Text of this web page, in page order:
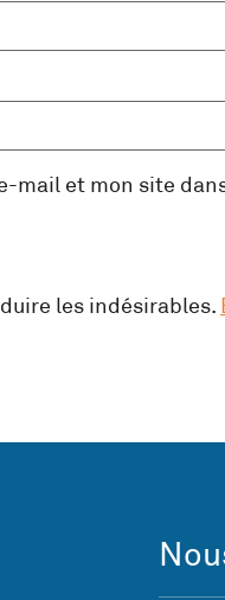
mail et mon site
les indésirables.